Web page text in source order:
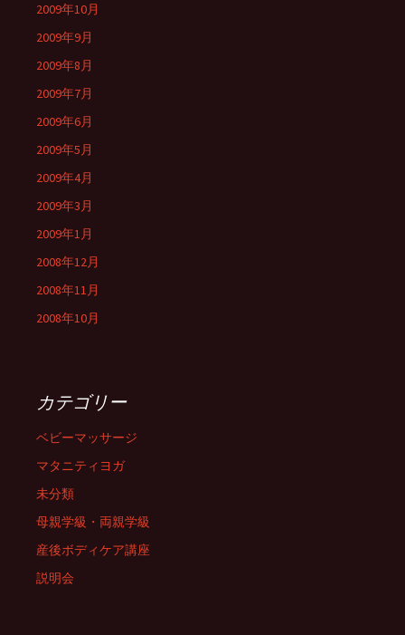
2009年10月
2009年9月
2009年8月
2009年7月
2009年6月
2009年5月
2009年4月
2009年3月
2009年1月
2008年12月
2008年11月
2008年10月
カテゴリー
ベビーマッサージ
マタニティヨガ
未分類
母親学級・両親学級
産後ボディケア講座
説明会